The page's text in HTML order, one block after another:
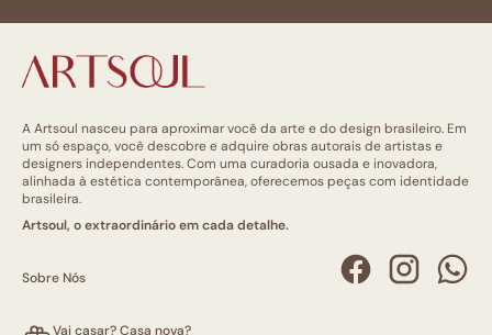
A Artsoul nasceu para aproximar você da arte e do design brasileiro. Em
um só espaço, você descobre e adquire obras autorais de artistas e
designers independentes. Com uma curadoria ousada e inovadora,
alinhada à estética contemporânea, oferecemos peças com identidade
brasileira.
Artsoul, o extraordinário em cada detalhe.
Sobre Nós
Vai casar? Casa nova?